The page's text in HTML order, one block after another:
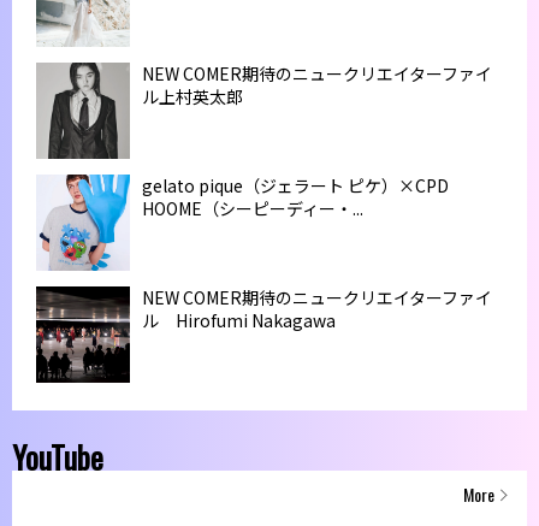
NEW COMER期待のニュークリエイターファイ
ル上村英太郎
gelato pique（ジェラート ピケ）×CPD
HOOME（シーピーディー・...
NEW COMER期待のニュークリエイターファイ
ル Hirofumi Nakagawa
YouTube
More